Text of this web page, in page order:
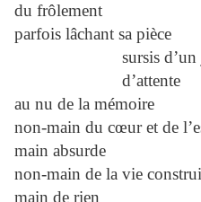
du frôlement
parfois lâchant sa pièce
sursis d’un
d’attente
au nu de la mémoire
non-main du cœur et de
main absurde
non-main de la vie
main de rien